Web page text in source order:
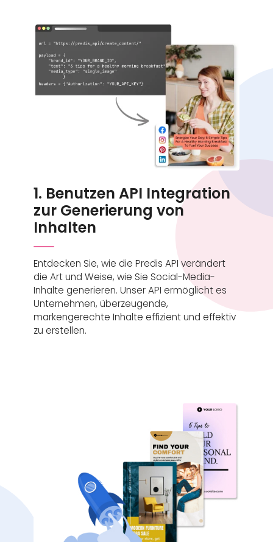
1. Benutzen API Integration
zur Generierung von
Inhalten
Entdecken Sie, wie die Predis API verändert
die Art und Weise, wie Sie Social-Media-
Inhalte generieren. Unser API ermöglicht es
Unternehmen, überzeugende,
markengerechte Inhalte effizient und effektiv
zu erstellen.